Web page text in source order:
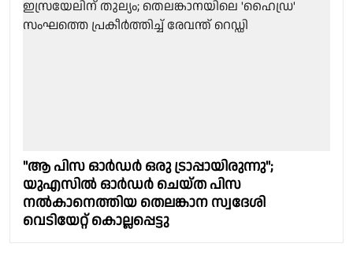
"ആ പിസ ഓര്‍ഡര്‍ ഒരു ട്രാപ്പായിരുന്നു'';
യുഎസില്‍ ഓര്‍ഡര്‍ ചെയ്ത പിസ
നല്‍കാനെത്തിയ തെലങ്കാന സ്വദേശി
വെടിയേറ്റ് കൊല്ലപ്പെട്ടു